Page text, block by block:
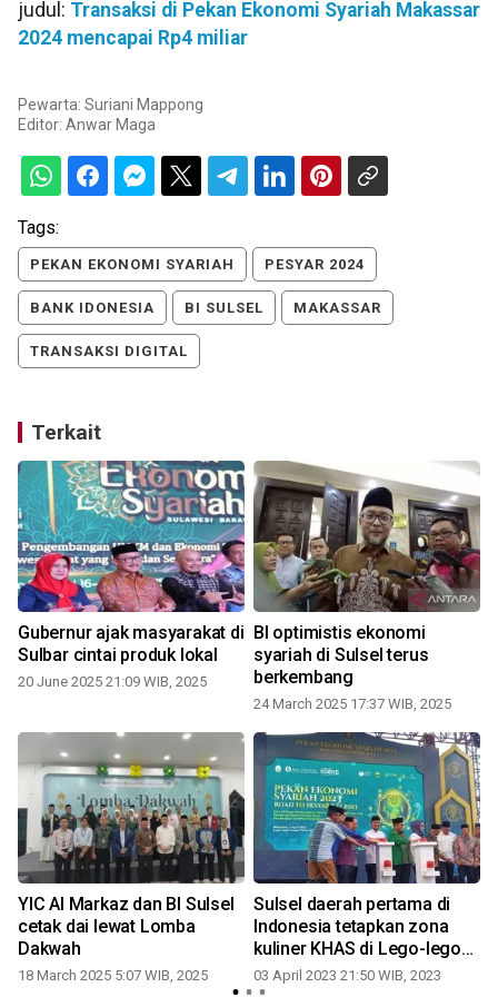
judul: Transaksi di Pekan Ekonomi Syariah Makassar
2024 mencapai Rp4 miliar
Pewarta: Suriani Mappong
Editor: Anwar Maga
Tags:
PEKAN EKONOMI SYARIAH PESYAR 2024
BANK IDONESIA BI SULSEL MAKASSAR
TRANSAKSI DIGITAL
Terkait
Gubernur ajak masyarakat di
Sulbar cintai produk lokal
20 June 2025 21:09 WIB, 2025
BI optimistis ekonomi
syariah di Sulsel terus
berkembang
24 March 2025 17:37 WIB, 2025
YIC Al Markaz dan BI Sulsel
cetak dai lewat Lomba
Dakwah
18 March 2025 5:07 WIB, 2025
Sulsel daerah pertama di
Indonesia tetapkan zona
kuliner KHAS di Lego-lego
Makassar
03 April 2023 21:50 WIB, 2023